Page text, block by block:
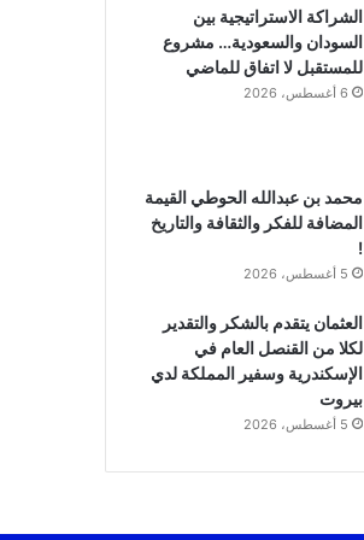
الشراكة الاستراتيجية بين
السودان والسعودية… مشروع
للمستقبل لا اتفاق للماضي
6 أغسطس، 2026
محمد بن عبدالله الحوطي القيمة
المضافة للفكر والثقافة والتاريخ
!
5 أغسطس، 2026
العثمان يتقدم بالشكر والتقدير
لكلا من القنصل العام في
الإسكندرية وسفير المملكة لدي
بيروت
5 أغسطس، 2026